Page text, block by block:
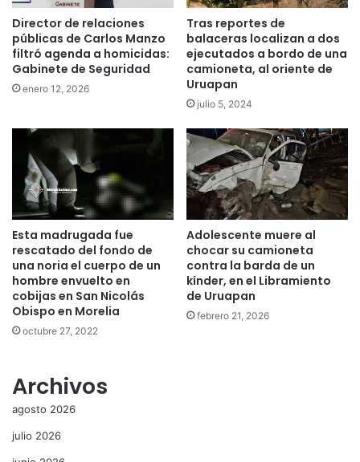
Director de relaciones
públicas de Carlos Manzo
filtró agenda a homicidas:
Gabinete de Seguridad
enero 12, 2026
Tras reportes de
balaceras localizan a dos
ejecutados a bordo de una
camioneta, al oriente de
Uruapan
julio 5, 2024
Esta madrugada fue
rescatado del fondo de
una noria el cuerpo de un
hombre envuelto en
cobijas en San Nicolás
Obispo en Morelia
octubre 27, 2022
Adolescente muere al
chocar su camioneta
contra la barda de un
kínder, en el Libramiento
de Uruapan
febrero 21, 2026
Archivos
agosto 2026
julio 2026